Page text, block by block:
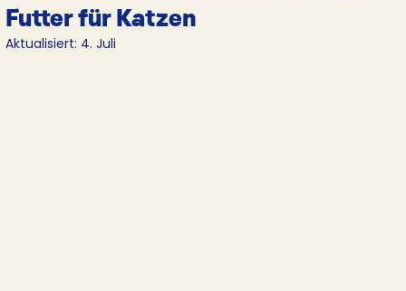
Futter für Katzen
Aktualisiert: 4. Juli